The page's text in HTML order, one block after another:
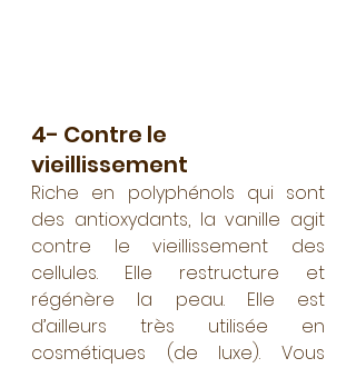
4- Contre le
vieillissement
Riche en polyphénols qui sont
des antioxydants, la vanille agit
contre le vieillissement des
cellules. Elle restructure et
régénère la peau. Elle est
d’ailleurs très utilisée en
cosmétiques (de luxe). Vous